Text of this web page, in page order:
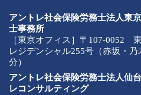
アントレ社会保険労務士法人東
士事務所
［東京オフィス］〒107-0052
レジデンシャル255号（赤坂・
分）
アントレ社会保険労務士法人仙
レコンサルティング